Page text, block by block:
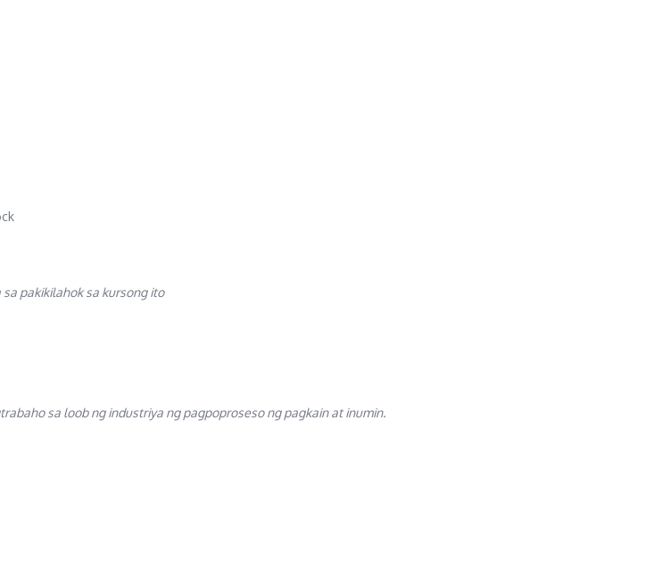
pakikilahok sa kursong ito
sa loob ng industriya ng pagpoproseso ng pagkain at inumin.